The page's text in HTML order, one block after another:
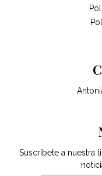
Suscríbete a nuestra